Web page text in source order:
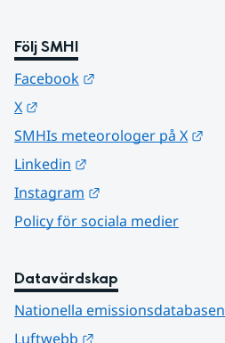
Följ SMHI
Facebook
X
SMHIs meteorologer på X
Linkedin
Instagram
Policy för sociala medier
Datavärdskap
Nationella emissionsdatabasen
Luftwebb